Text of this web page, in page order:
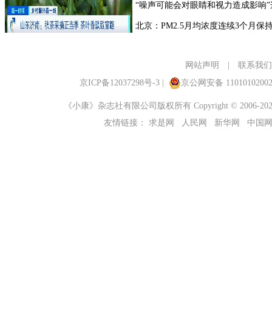
网站声明
联系我们
京ICP备12037298号-3
京公网安备
《小康》杂志社有限公司版权所有 Copyright © 2006-
友情链接：
求是网 人民网 新华网 中国网